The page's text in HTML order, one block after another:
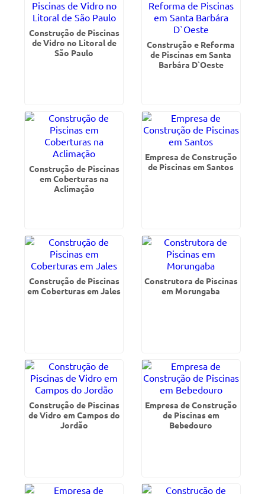
Construção de Piscinas
de Vidro no Litoral de
São Paulo
Construção e Reforma
de Piscinas em Santa
Barbára D`Oeste
Construção de Piscinas
em Coberturas na
Aclimação
Empresa de Construção
de Piscinas em Santos
Construção de Piscinas
em Coberturas em Jales
Construtora de Piscinas
em Morungaba
Construção de Piscinas
de Vidro em Campos do
Jordão
Empresa de Construção
de Piscinas em
Bebedouro